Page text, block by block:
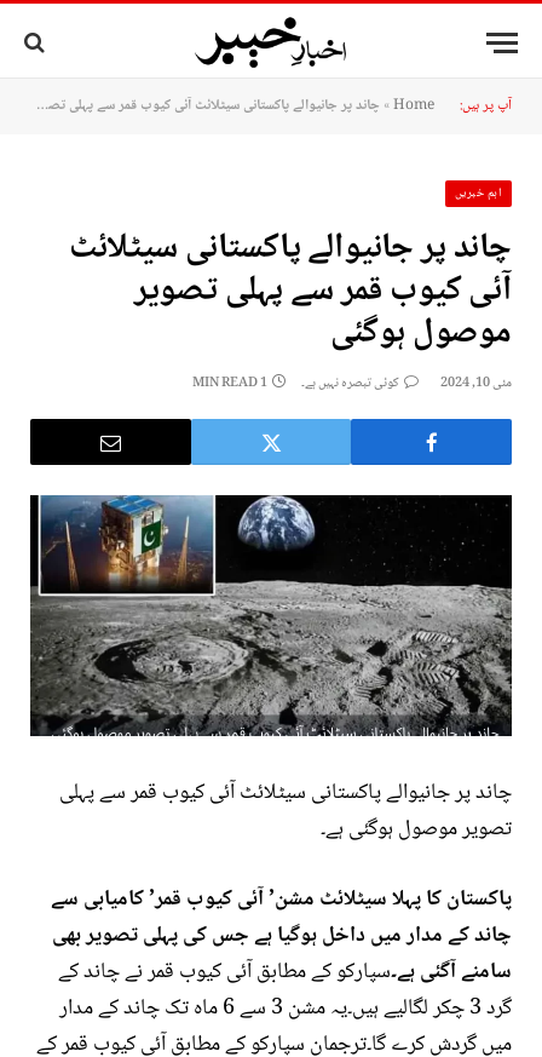
آپ پر ہیں: Home
» چاند پر جانیوالے پاکستانی سیٹلائٹ آئی کیوب قمر سے پہلی تصویر موصول ہوگئی
اہم خبریں
چاند پر جانیوالے پاکستانی سیٹلائٹ
آئی کیوب قمر سے پہلی تصویر
موصول ہوگئی
مئی 10, 2024 کوئی تبصرہ نہیں ہے۔ 1 MIN READ
چاند پر جانیوالے پاکستانی سیٹلائٹ آئی کیوب قمر سے پہلی
تصویر موصول ہوگئی ہے۔
پاکستان کا پہلا سیٹلائٹ مشن’ آئی کیوب قمر’ کامیابی سے
چاند کے مدار میں داخل ہوگیا ہے جس کی پہلی تصویر بھی
سامنے آگئی ہے۔سپارکو کے مطابق آئی کیوب قمر نے چاند کے
گرد 3 چکر لگالیے ہیں۔یہ مشن 3 سے 6 ماہ تک چاند کے مدار
میں گردش کرے گا۔ترجمان سپارکو کے مطابق آئی کیوب قمر کے